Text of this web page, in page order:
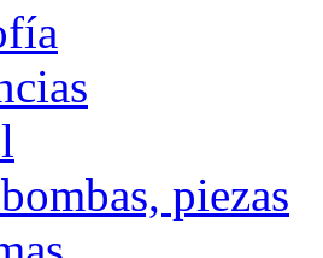
piezas